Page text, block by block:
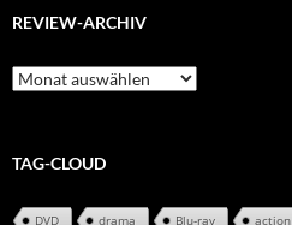
REVIEW-ARCHIV
Review-
Archiv
TAG-CLOUD
DVD drama Blu-ray action